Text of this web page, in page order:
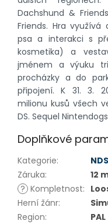
Dachshund &
Friends. Hra
psa a interakci s
kosmetika) a
jménem a výuku
procházky a do
připojení. K 31. 3.
milionu kusů všech
DS. Sequel
Doplňkové
Kategorie:
Záruka:
12
? Kompletnost:
Herní žánr:
Region:
PAL